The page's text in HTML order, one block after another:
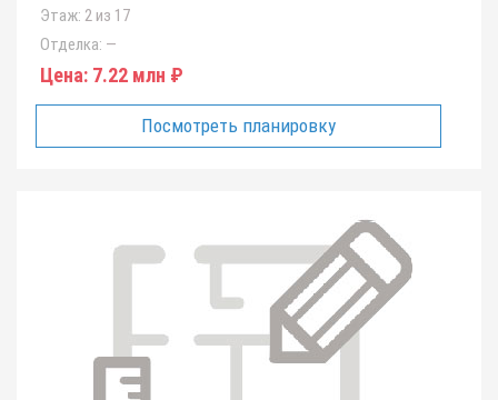
Этаж: 2 из 17
Отделка: —
Цена: 7.22 млн ₽
Посмотреть планировку